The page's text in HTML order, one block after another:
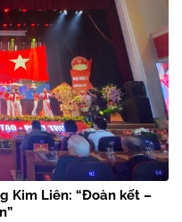
Kim Liên: “Đoàn kết –